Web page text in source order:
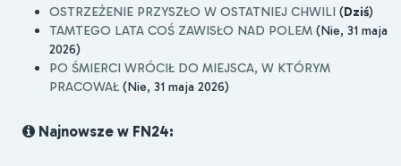
OSTRZEŻENIE PRZYSZŁO W OSTATNIEJ CHWILI (Dziś)
TAMTEGO LATA COŚ ZAWISŁO NAD POLEM (Nie, 31 maja
2026)
PO ŚMIERCI WRÓCIŁ DO MIEJSCA, W KTÓRYM
PRACOWAŁ (Nie, 31 maja 2026)
Najnowsze w FN24: